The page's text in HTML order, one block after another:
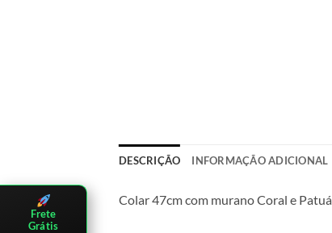
DESCRIÇÃO INFORMAÇÃO ADICIONAL
Colar 47cm com murano Coral e
Frete
Grátis